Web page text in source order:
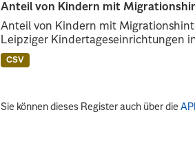
Anteil von Kindern mit
Anteil von Kindern mit
Leipziger Kindertageseinrichtungen
CSV
Sie können dieses Register auch über dieAPI